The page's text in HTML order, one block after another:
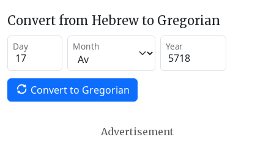
Convert from Hebrew to Gregorian
Day Month Year
Convert to Gregorian
Advertisement